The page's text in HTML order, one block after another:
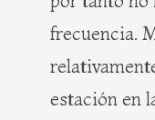
frecuencia.
estación en